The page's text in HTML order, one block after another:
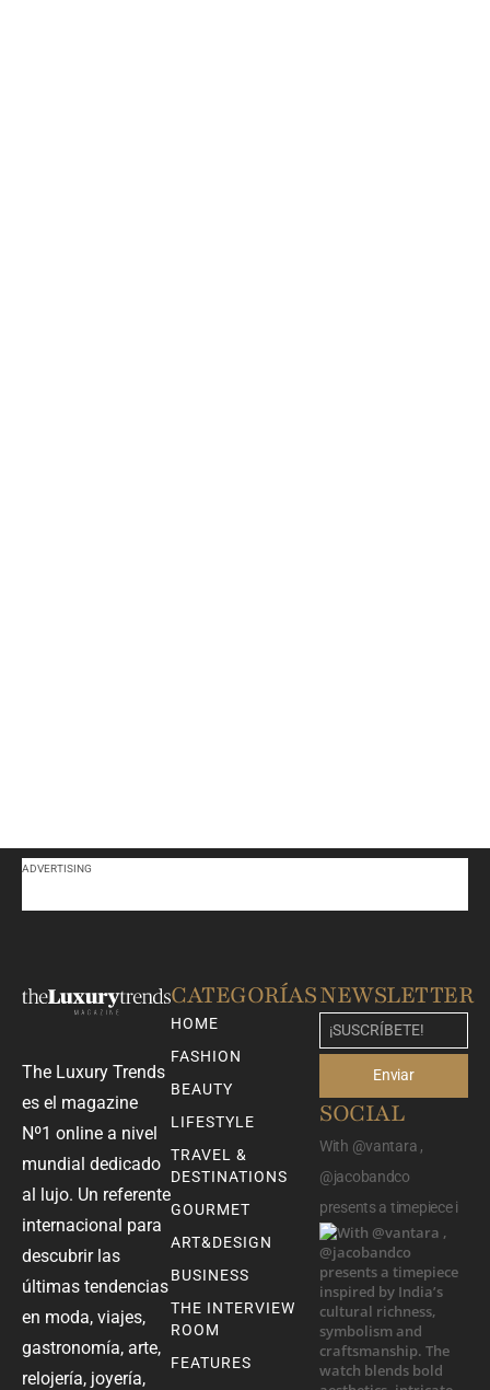
ADVERTISING
The Luxury Trends
es el magazine
Nº1 online a nivel
mundial dedicado
al lujo. Un referente
internacional para
descubrir las
últimas tendencias
en moda, viajes,
gastronomía, arte,
relojería, joyería,
CATEGORÍAS
HOME
FASHION
BEAUTY
LIFESTYLE
TRAVEL &
DESTINATIONS
GOURMET
ART&DESIGN
BUSINESS
THE INTERVIEW
ROOM
FEATURES
NEWSLETTER
Enviar
SOCIAL
With @vantara ,
@jacobandco
presents a timepiece i